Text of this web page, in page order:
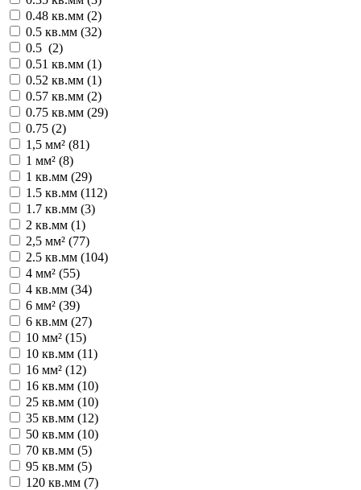
0.48 кв.мм (2)
0.5 кв.мм (32)
0.5 (2)
0.51 кв.мм (1)
0.52 кв.мм (1)
0.57 кв.мм (2)
0.75 кв.мм (29)
0.75 (2)
1,5 мм² (81)
1 мм² (8)
1 кв.мм (29)
1.5 кв.мм (112)
1.7 кв.мм (3)
2 кв.мм (1)
2,5 мм² (77)
2.5 кв.мм (104)
4 мм² (55)
4 кв.мм (34)
6 мм² (39)
6 кв.мм (27)
10 мм² (15)
10 кв.мм (11)
16 мм² (12)
16 кв.мм (10)
25 кв.мм (10)
35 кв.мм (12)
50 кв.мм (10)
70 кв.мм (5)
95 кв.мм (5)
120 кв.мм (7)